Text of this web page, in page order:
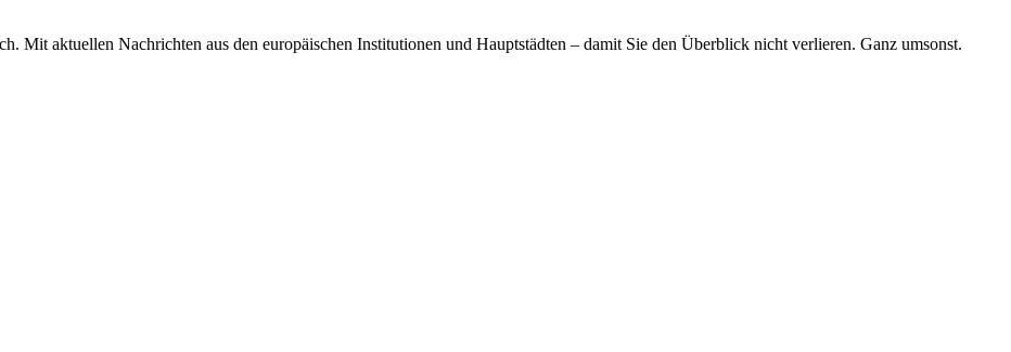
Mit aktuellen Nachrichten aus den europäischen Institutionen und Hauptstädten – damit Sie den Überblick nicht verlieren. Ganz umsonst.